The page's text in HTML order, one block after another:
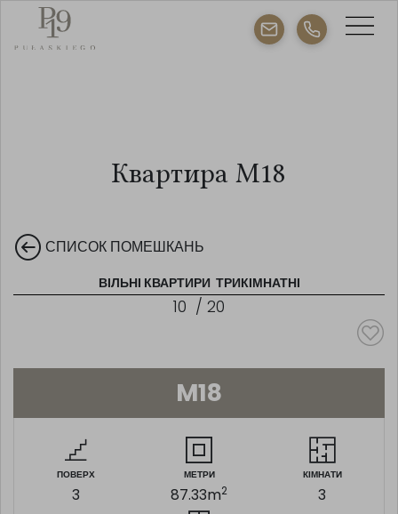
Квартира M18
СПИСОК ПОМЕШКАНЬ
ВІЛЬНІ КВАРТИРИ ТРИКІМНАТНІ
10 / 20
M18
ПОВЕРХ
3
МЕТРИ
87.33m2
КІМНАТИ
3